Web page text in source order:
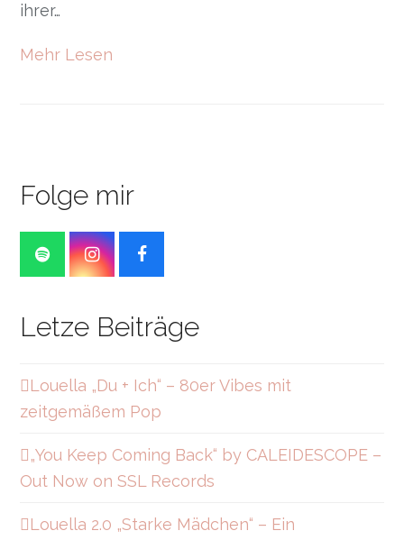
ihrer…
Mehr Lesen
Folge mir
S
p
i
I
n
a
a
m
F
a
b
k
Letze Beiträge
Louella „Du + Ich“ – 80er Vibes mit
zeitgemäßem Pop
„You Keep Coming Back“ by CALEIDESCOPE –
Out Now on SSL Records
Louella 2.0 „Starke Mädchen“ – Ein